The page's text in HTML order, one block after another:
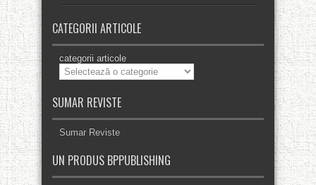
CATEGORII ARTICOLE
categorii articole
SUMAR REVISTE
Sumar Reviste
UN PRODUS BPPUBLISHING